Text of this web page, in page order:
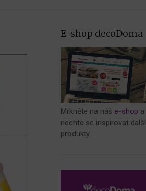
E-shop decoDoma
Mrkněte na náš e-shop a
nechte se inspirovat
produkty.